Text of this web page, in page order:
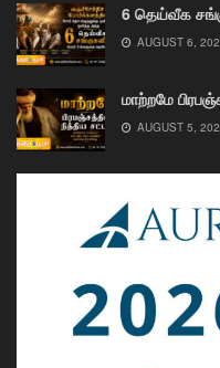
6 தெய்வீக
AUGUST 6,
மாற்றமே
AUGUST 5,